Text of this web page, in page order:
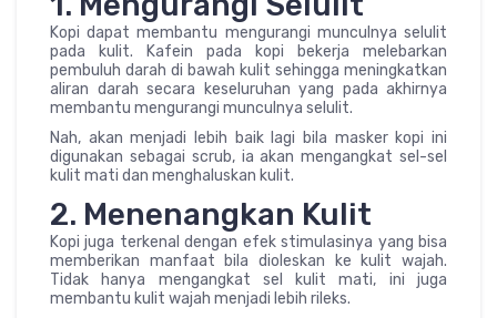
Kopi dapat membantu mengurangi munculnya selulit
pada kulit. Kafein pada kopi bekerja melebarkan
pembuluh darah di bawah kulit sehingga meningkatkan
aliran darah secara keseluruhan yang pada akhirnya
membantu mengurangi munculnya selulit.
Nah, akan menjadi lebih baik lagi bila masker kopi ini
digunakan sebagai scrub, ia akan mengangkat sel-sel
kulit mati dan menghaluskan kulit.
2. Menenangkan Kulit
Kopi juga terkenal dengan efek stimulasinya yang bisa
memberikan manfaat bila dioleskan ke kulit wajah.
Tidak hanya mengangkat sel kulit mati, ini juga
membantu kulit wajah menjadi lebih rileks.